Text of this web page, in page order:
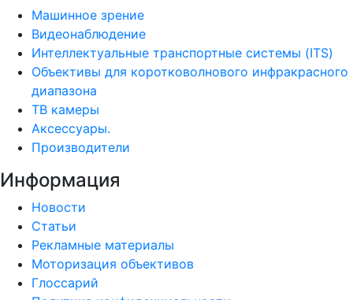
Машинное зрение
Видеонаблюдение
Интеллектуальные транспортные системы (ITS)
Объективы для коротковолнового инфракрасного
диапазона
ТВ камеры
Аксессуары.
Производители
Информация
Новости
Статьи
Рекламные материалы
Моторизация объективов
Глоссарий